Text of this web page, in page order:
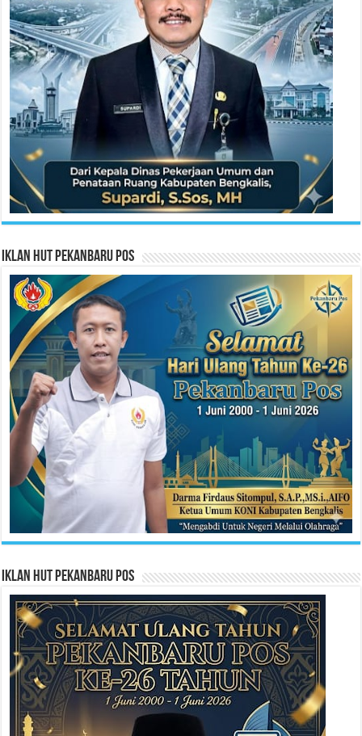
Iklan HUT Pekanbaru Pos
Iklan HUT Pekanbaru Pos